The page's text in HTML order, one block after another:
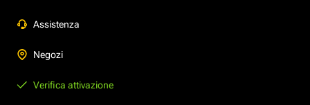
Assistenza
Negozi
Verifica attivazione